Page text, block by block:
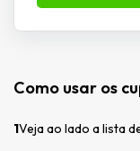
Como usar os
1Veja ao lado a lista